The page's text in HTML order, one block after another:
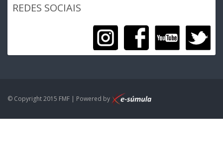
REDES SOCIAIS
© Copyright 2015 FMF | Powered by